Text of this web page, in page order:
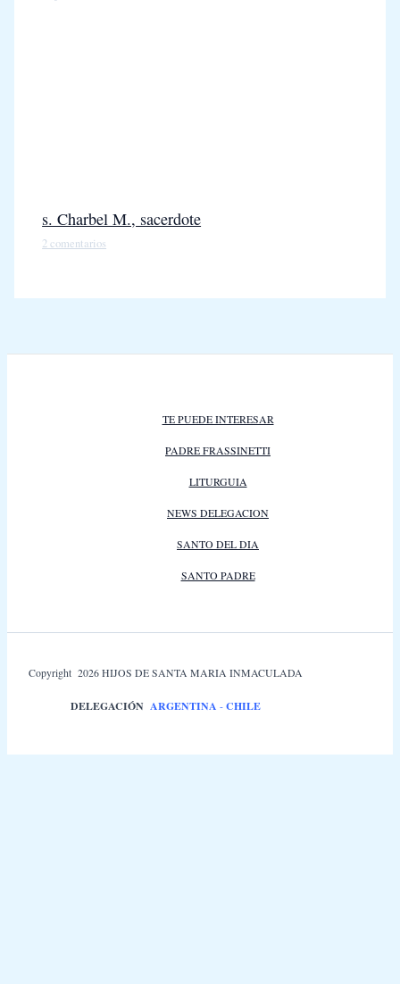
s. Charbel M., sacerdote
2 comentarios
TE PUEDE INTERESAR
PADRE FRASSINETTI
LITURGUIA
NEWS DELEGACION
SANTO DEL DIA
SANTO PADRE
Copyright 2026 HIJOS DE SANTA MARIA INMACULADA
DELEGACIÓN ARGENTINA -CHILE